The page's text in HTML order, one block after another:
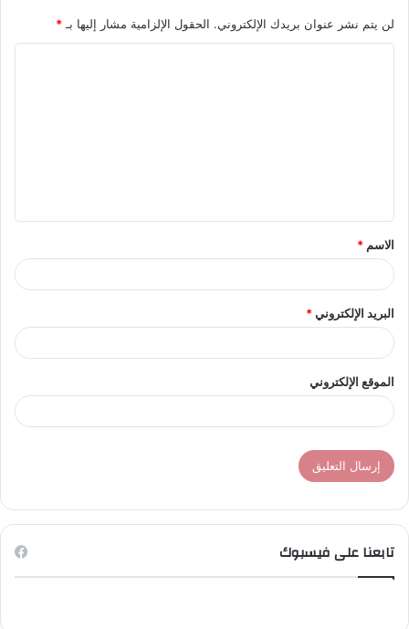
لن يتم نشر عنوان بريدك الإلكتروني. الحقول الإلزامية مشار إليها بـ *
ق
*
الاسم *
البريد الإلكتروني*
الموقع الإلكتروني
تابعنا على فيسبوك